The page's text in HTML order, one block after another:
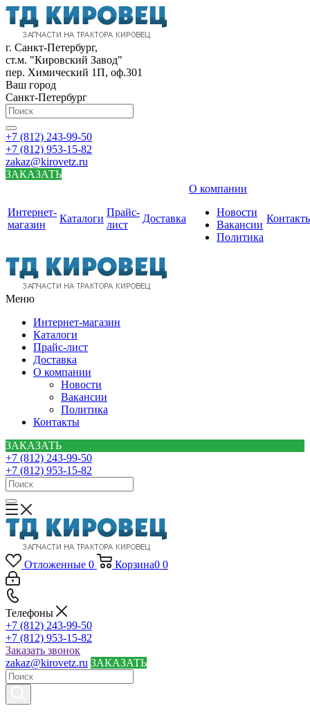
г. Санкт-Петербург,
ст.м. "Кировский Завод"
пер. Химический 1П, оф.301
Ваш город
Санкт-Петербург
+7 (812) 243-99-50
+7 (812) 953-15-82
zakaz@kirovetz.ru
ЗАКАЗАТЬ
Интернет-
магазин
Каталоги
Прайс-
лист
Доставка
О компании
Новости
Вакансии
Политика
Меню
Интернет-магазин
Каталоги
Прайс-лист
Доставка
О компании
Новости
Вакансии
Политика
Контакты
ЗАКАЗАТЬ
+7 (812) 243-99-50
+7 (812) 953-15-82
Отложенные 0 Корзина0 0
Телефоны
+7 (812) 243-99-50
+7 (812) 953-15-82
Заказать звонок
zakaz@kirovetz.ru ЗАКАЗАТЬ